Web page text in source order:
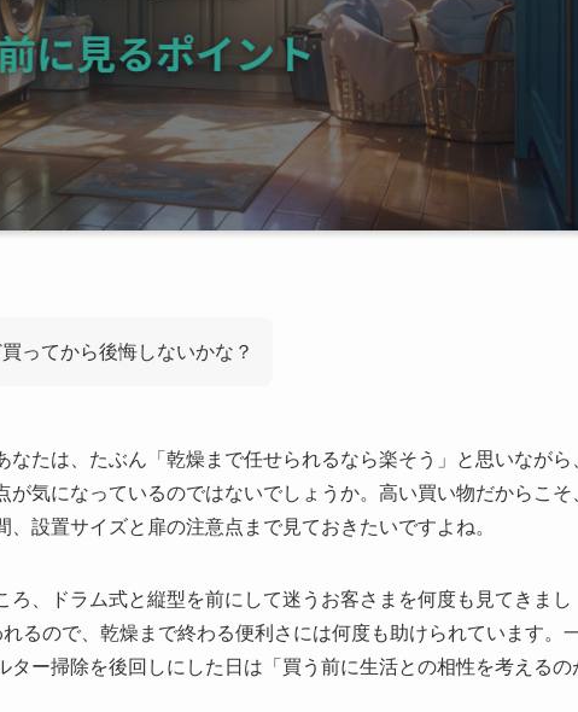
ってから後悔しないかな？
たは、たぶん「乾燥まで任せられるなら楽そう」と思いながら
気になっているのではないでしょうか。高い買い物だからこそ
設置サイズと扉の注意点まで見ておきたいですよね。
、ドラム式と縦型を前にして迷うお客さまを何度も見てきまし
るので、乾燥まで終わる便利さには何度も助けられています。
ター掃除を後回しにした日は「買う前に生活との相性を考えるの